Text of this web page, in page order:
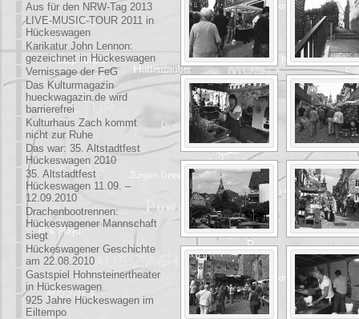
Aus für den NRW-Tag 2013
LIVE-MUSIC-TOUR 2011 in
Hückeswagen
Karikatur John Lennon:
gezeichnet in Hückeswagen
Vernissage der FeG
Das Kulturmagazin
hueckwagazin.de wird
barrierefrei
Kulturhaus Zach kommt
nicht zur Ruhe
Das war: 35. Altstadtfest
Hückeswagen 2010
35. Altstadtfest
Hückeswagen 11.09. –
12.09.2010
Drachenbootrennen:
Hückeswagener Mannschaft
siegt
Hückeswagener Geschichte
am 22.08.2010
Gastspiel Hohnsteinertheater
in Hückeswagen
925 Jahre Hückeswagen im
Eiltempo